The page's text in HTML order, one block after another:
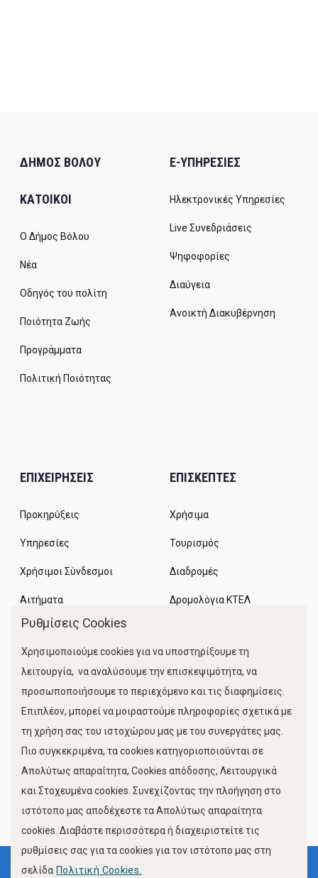
ΔΗΜΟΣ ΒΟΛΟΥ
ΚΑΤΟΙΚΟΙ
Ο Δήμος Βόλου
Νέα
Οδηγός του πολίτη
Ποιότητα Ζωής
Προγράμματα
Πολιτική Ποιότητας
E-ΥΠΗΡΕΣΙΕΣ
Ηλεκτρονικές Υπηρεσίες
Live Συνεδριάσεις
Ψηφοφορίες
Διαύγεια
Ανοικτή Διακυβέρνηση
ΕΠΙΧΕΙΡΗΣΕΙΣ
Προκηρύξεις
Υπηρεσίες
Χρήσιμοι Σύνδεσμοι
Αιτήματα
ΕΠΙΣΚΕΠΤΕΣ
Χρήσιμα
Τουρισμός
Διαδρομές
Δρομολόγια ΚΤΕΛ
Κίνηση Λιμένος
FOLLOW US
Ρυθμίσεις Cookies
Χρησιμοποιούμε cookies για να υποστηρίξουμε τη
λειτουργία, να αναλύσουμε την επισκεψιμότητα, να
προσωποποιήσουμε το περιεχόμενο και τις διαφημίσεις.
Επιπλέον, μπορεί να μοιραστούμε πληροφορίες σχετικά με
τη χρήση σας του ιστοχώρου μας με του συνεργάτες μας.
Πιο συγκεκριμένα, τα cookies κατηγοριοποιούνται σε
Απολύτως απαραίτητα, Cookies απόδοσης, Λειτουργικά
και Στοχευμένα cookies. Συνεχίζοντας την πλοήγηση στο
ιστότοπο μας αποδέχεστε τα Απολύτως απαραίτητα
cookies. Διαβάστε περισσότερα ή διαχειριστείτε τις
ρυθμίσεις σας για τα cookies για τον ιστότοπο μας στη
σελίδα Πολιτική Cookies.